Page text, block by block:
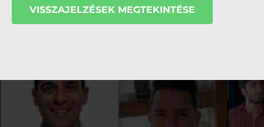
VISSZAJELZÉSEK MEGTEKINTÉSE